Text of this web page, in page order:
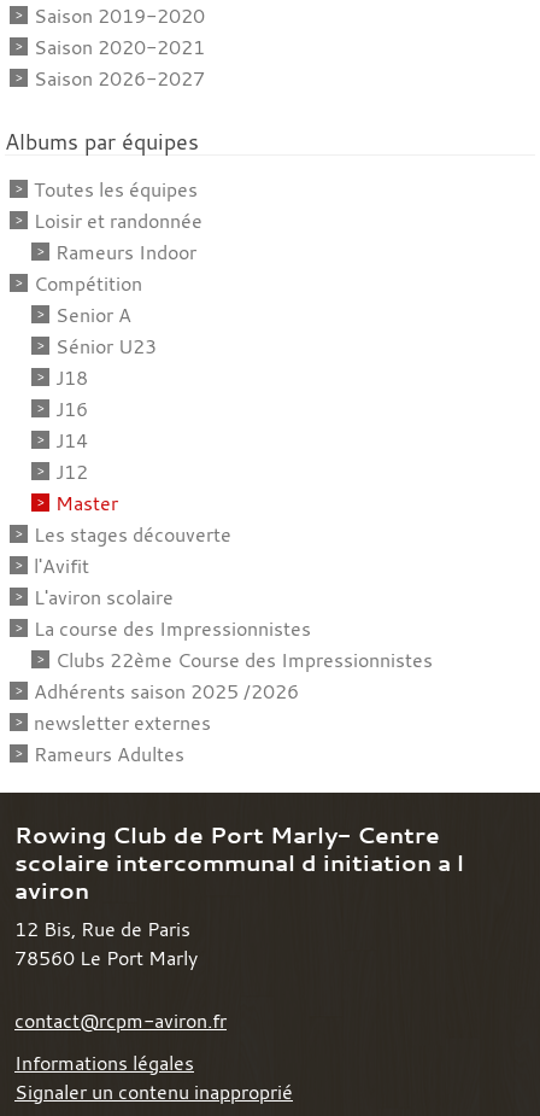
Saison 2019-2020
Saison 2020-2021
Saison 2026-2027
Albums par équipes
Toutes les équipes
Loisir et randonnée
Rameurs Indoor
Compétition
Senior A
Sénior U23
J18
J16
J14
J12
Master
Les stages découverte
l'Avifit
L'aviron scolaire
La course des Impressionnistes
Clubs 22ème Course des Impressionnistes
Adhérents saison 2025 /2026
newsletter externes
Rameurs Adultes
Rowing Club de Port Marly- Centre
scolaire intercommunal d initiation a l
aviron
12 Bis, Rue de Paris
78560 Le Port Marly
contact@rcpm-aviron.fr
Informations légales
Signaler un contenu inapproprié